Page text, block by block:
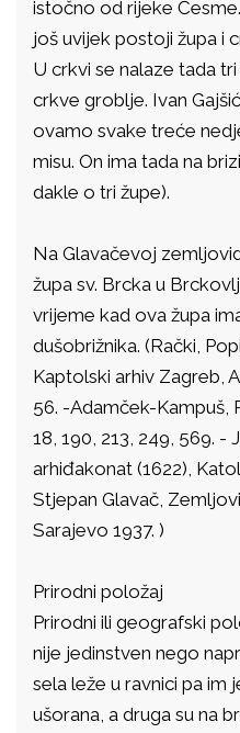
istočno od rijeke
još uvijek postoji župa i
U crkvi se nalaze tada
crkve groblje. Ivan
ovamo svake treće
misu. On ima tada na
dakle o tri župe).
Na Glavačevoj
župa sv. Brcka u
vrijeme kad ova župa
dušobrižnika. (Rački,
Kaptolski arhiv Zagreb,
56. -Adamček-Kampuš,
18, 190, 213, 249, 569. -
arhiđakonat (1622),
Stjepan Glavač,
Sarajevo 1937. )
Prirodni položaj
Prirodni ili geografski
nije jedinstven nego
sela leže u ravnici pa im
ušorana, a druga su na